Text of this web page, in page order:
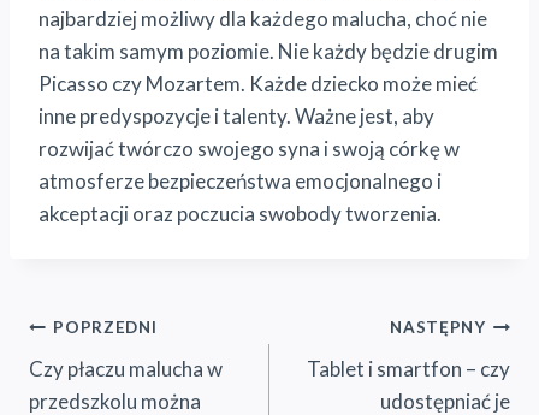
najbardziej możliwy dla każdego malucha, choć nie
na takim samym poziomie. Nie każdy będzie drugim
Picasso czy Mozartem. Każde dziecko może mieć
inne predyspozycje i talenty. Ważne jest, aby
rozwijać twórczo swojego syna i swoją córkę w
atmosferze bezpieczeństwa emocjonalnego i
akceptacji oraz poczucia swobody tworzenia.
Nawigacja
wpisu
POPRZEDNI
Czy płaczu malucha w
przedszkolu można
NASTĘPNY
Tablet i smartfon – czy
udostępniać je